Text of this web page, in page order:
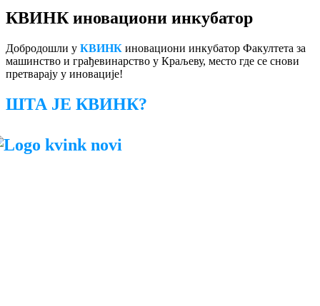
КВИНК иновациони инкубатор
Добродошли у КВИНК иновациони инкубатор Факултета за
машинство и грађевинарство у Краљеву, место где се снови
претварају у иновације!
ШТА ЈЕ КВИНК?